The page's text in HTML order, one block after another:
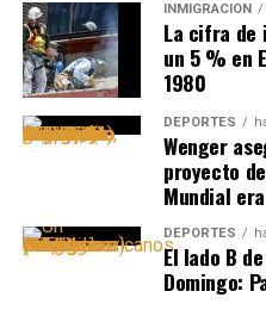
INMIGRACIÓN
La cifra de
un 5 % en
1980
DEPORTES
Wenger
proyecto
Mundial
DEPORTES
El lado B
Domingo: